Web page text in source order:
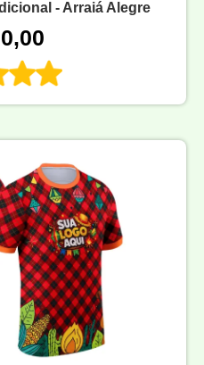
- Arraiá Alegre